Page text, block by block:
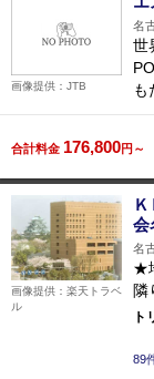
名
世
も
画像提供：JTB
合計料金 176,800円～
会
名
★
隣
ト
89
画像提供：楽天トラベ
ル